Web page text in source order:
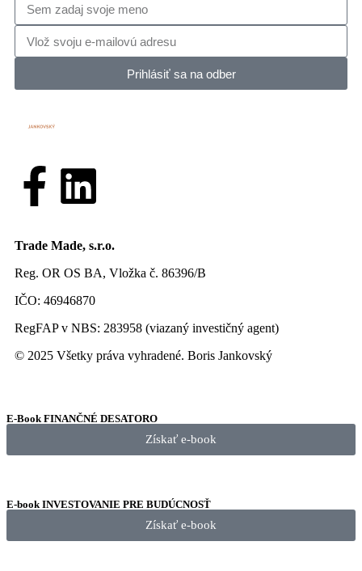
Prihlásiť sa na odber
Trade Made, s.r.o.
Reg. OR OS BA, Vložka č. 86396/B
IČO: 46946870
RegFAP v NBS: 283958 (viazaný investičný agent)
© 2025 Všetky práva vyhradené. Boris Jankovský
E-Book FINANČNÉ DESATORO
Získať e-book
E-book INVESTOVANIE PRE BUDÚCNOSŤ
Získať e-book